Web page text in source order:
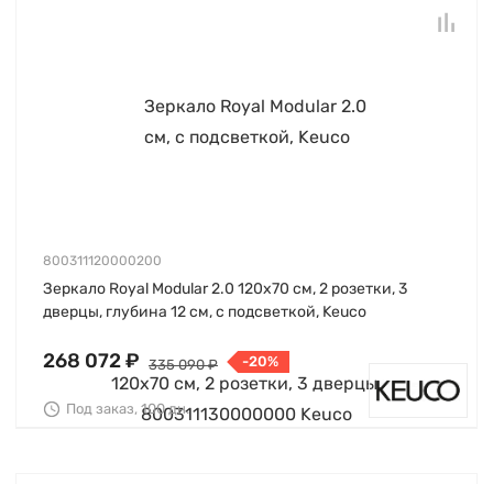
800311120000200
Зеркало Royal Modular 2.0 120х70 см, 2 розетки, 3
дверцы, глубина 12 см, с подсветкой, Keuco
268 072 ₽ 335 090 ₽ -20%
Под заказ, 100 дн.